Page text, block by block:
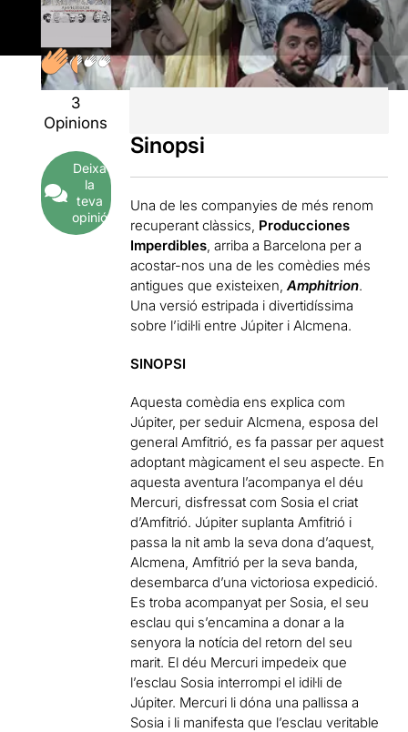
3
Opinions
Deixa
la
teva
opinió
Sinopsi
Una de les companyies de més renom
recuperant clàssics, Producciones
Imperdibles , arriba a Barcelona per a
acostar-nos una de les comèdies més
antigues que existeixen,Amphitrion.
Una versió estripada i divertidíssima
sobre l’idil·li entre Júpiter i Alcmena.
SINOPSI
Aquesta comèdia ens explica com
Júpiter, per seduir Alcmena, esposa del
general Amfitrió, es fa passar per aquest
adoptant màgicament el seu aspecte. En
aquesta aventura l’acompanya el déu
Mercuri, disfressat com Sosia el criat
d’Amfitrió. Júpiter suplanta Amfitrió i
passa la nit amb la seva dona d’aquest,
Alcmena, Amfitrió per la seva banda,
desembarca d’una victoriosa expedició.
Es troba acompanyat per Sosia, el seu
esclau qui s’encamina a donar a la
senyora la notícia del retorn del seu
marit. El déu Mercuri impedeix que
l’esclau Sosia interrompi el idil·li de
Júpiter. Mercuri li dóna una pallissa a
Sosia i li manifesta que l’esclau veritable